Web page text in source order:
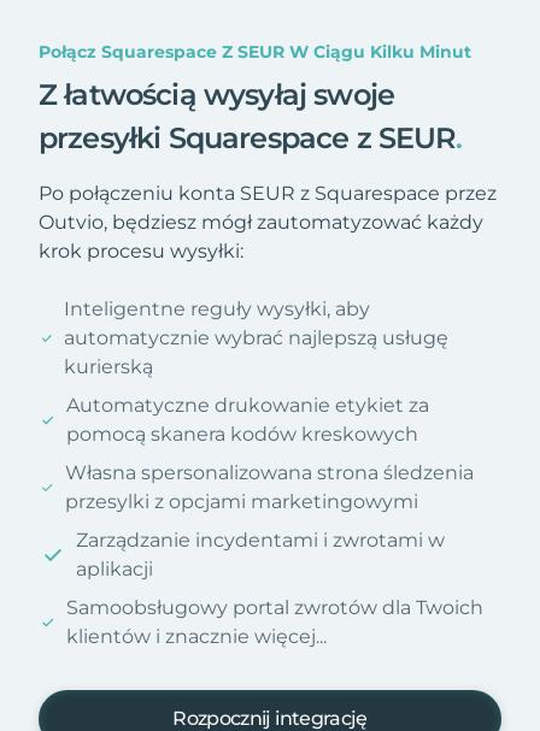
Połącz Squarespace Z SEUR W Ciągu Kilku Minut
Z łatwością wysyłaj swoje
przesyłki Squarespace z SEUR.
Po połączeniu konta SEUR z Squarespace przez
Outvio, będziesz mógł zautomatyzować każdy
krok procesu wysyłki:
Inteligentne reguły wysyłki, aby
automatycznie wybrać najlepszą usługę
kurierską
Automatyczne drukowanie etykiet za
pomocą skanera kodów kreskowych
Własna spersonalizowana strona śledzenia
przesylki z opcjami marketingowymi
Zarządzanie incydentami i zwrotami w
aplikacji
Samoobsługowy portal zwrotów dla Twoich
klientów i znacznie więcej...
Rozpocznij integrację